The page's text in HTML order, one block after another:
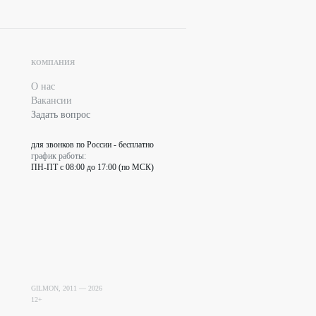
КОМПАНИЯ
О нас
Вакансии
Задать вопрос
для звонков по России - бесплатно
график работы:
ПН-ПТ с 08:00 до 17:00 (по МСК)
GILMON, 2011 — 2026
12+